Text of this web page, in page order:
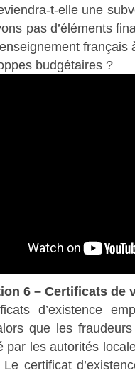
t-elle une
pas d’éléments
budgétaires ?
6 – Certificats de
d’existence
que les
par les autorités
Le certificat